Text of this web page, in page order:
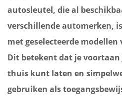
autosleutel, die al
verschillende automerken,
met geselecteerde modellen
Dit betekent dat je
thuis kunt laten en
gebruiken als